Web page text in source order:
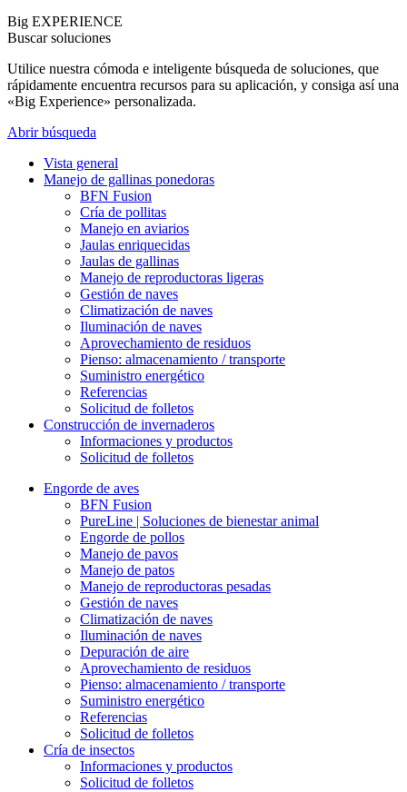
Big EXPERIENCE
Buscar soluciones
Utilice nuestra cómoda e inteligente búsqueda de soluciones, que
rápidamente encuentra recursos para su aplicación, y consiga así una
«Big Experience» personalizada.
Abrir búsqueda
Vista general
Manejo de gallinas ponedoras
BFN Fusion
Cría de pollitas
Manejo en aviarios
Jaulas enriquecidas
Jaulas de gallinas
Manejo de reproductoras ligeras
Gestión de naves
Climatización de naves
Iluminación de naves
Aprovechamiento de residuos
Pienso: almacenamiento / transporte
Suministro energético
Referencias
Solicitud de folletos
Construcción de invernaderos
Informaciones y productos
Solicitud de folletos
Engorde de aves
BFN Fusion
PureLine | Soluciones de bienestar animal
Engorde de pollos
Manejo de pavos
Manejo de patos
Manejo de reproductoras pesadas
Gestión de naves
Climatización de naves
Iluminación de naves
Depuración de aire
Aprovechamiento de residuos
Pienso: almacenamiento / transporte
Suministro energético
Referencias
Solicitud de folletos
Cría de insectos
Informaciones y productos
Solicitud de folletos